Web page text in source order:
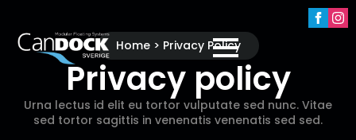
Home > Privacy Policy
Privacy policy
Urna lectus id elit eu tortor vulputate sed nunc. Vitae
sed tortor sagittis in venenatis venenatis sed sed.